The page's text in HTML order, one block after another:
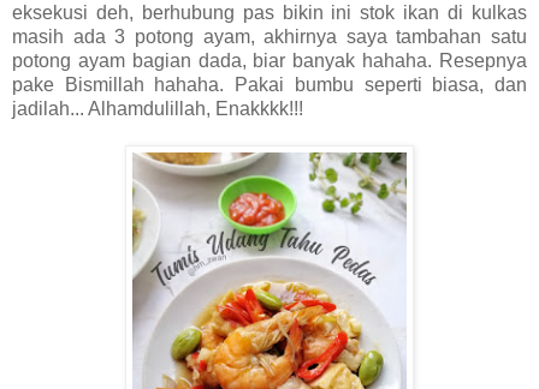
eksekusi deh, berhubung pas bikin ini stok ikan di kulkas
masih ada 3 potong ayam, akhirnya saya tambahan satu
potong ayam bagian dada, biar banyak hahaha. Resepnya
pake Bismillah hahaha. Pakai bumbu seperti biasa, dan
jadilah... Alhamdulillah, Enakkkk!!!